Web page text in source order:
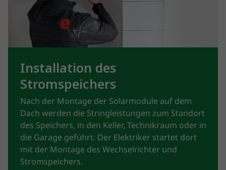
Installation des
Stromspeichers
Nach der Montage der Solarmodule auf dem
Dach werden die Stringleistungen zum Standort
des Speichers, in den Keller, Technikraum oder in
die Garage geführt. Der Elektriker startet dort
mit der Montage des Wechselrichter und
Stromspeichers.